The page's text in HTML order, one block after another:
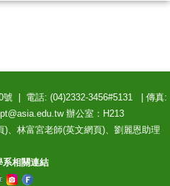
號 | 電話: (04)2332-3456#5131 | 傳真:
辦公室：H213
、林富宮老師(英文網頁)、劉麗恩助理
系相關連結